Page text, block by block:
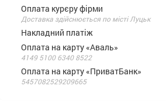
Оплата курєру фірми
Доставка здійснюється по місті Луцьк
Накладний платіж
Оплата на карту «Аваль»
4149 5100 6340 8522
Оплата на карту «ПриватБанк»
5457082529209665